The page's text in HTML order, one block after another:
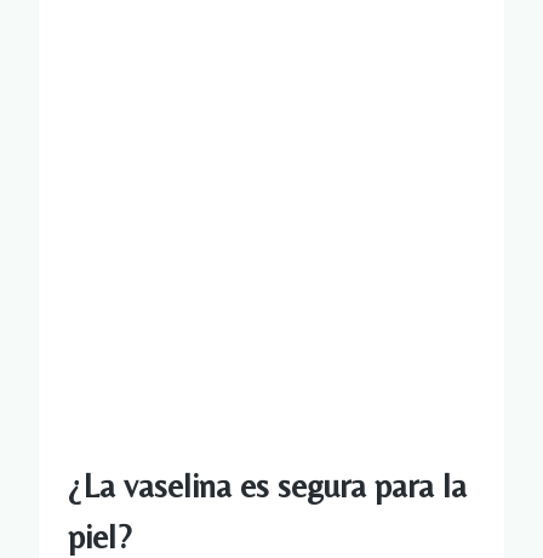
¿La vaselina es segura para la
piel?